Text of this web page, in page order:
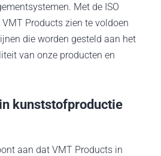
Met de ISO
Products zien te voldoen
die worden gesteld aan het
van onze producten en
kunststofproductie
aan dat VMT Products in